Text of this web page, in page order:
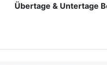
Übertage & Untertage